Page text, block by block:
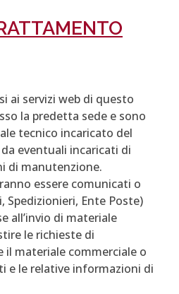
ai servizi web di questo
la predetta sede e sono
tecnico incaricato del
eventuali incaricati di
di manutenzione.
essere comunicati o
Spedizionieri, Ente Poste)
all’invio di materiale
le richieste di
il materiale commerciale o
e le relative informazioni di